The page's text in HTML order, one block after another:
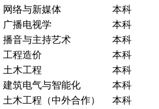
网络与新媒体
本科
广播电视学
本科
播音与主持艺术
本科
工程造价
本科
土木工程
本科
建筑电气与智能化
本科
土木工程（中外合作）
本科